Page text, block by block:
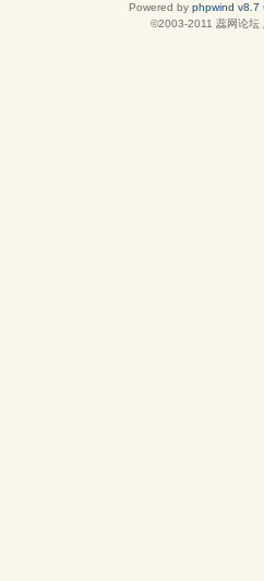
Powered by phpwind v8.7
©2003-2011 蕊网论坛